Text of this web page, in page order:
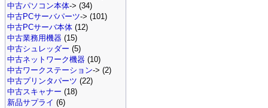
中古パソコン本体-> (34)
中古PCサーバパーツ-> (101)
中古PCサーバ本体 (12)
中古業務用機器 (15)
中古シュレッダー (5)
中古ネットワーク機器 (10)
中古ワークステーション-> (2)
中古プリンタパーツ (22)
中古スキャナー (18)
新品サプライ (6)